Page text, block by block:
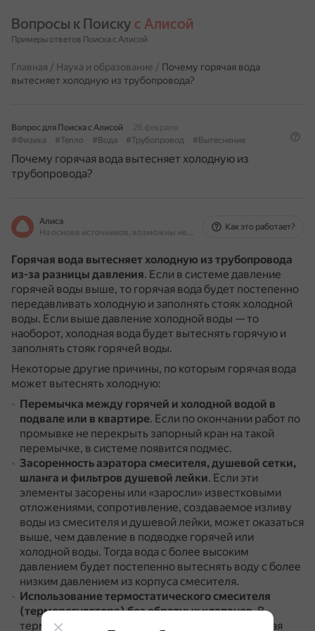
Вопросы к Поиску с Алисой
Примеры ответов Поиска с Алисой
Главная / Наука и образование / Почему горячая вода
вытесняет холодную из трубопровода?
Вопрос для Поиска с Алисой
26 февраля
#Физика
#Тепло #Вода #Трубопровод #Вытеснение
Почему горячая вода вытесняет холодную из
трубопровода?
Алиса
На основе источников, возможны неточности
Как это работает?
Горячая вода вытесняет холодную из трубопровода
из-за разницы давления. Если в системе давление
горячей воды выше, то горячая вода будет постепенно
передавливать холодную и заполнять стояк холодной
воды. Если выше давление холодной воды — то
наоборот, холодная вода будет вытеснять горячую и
заполнять стояк горячей воды.
Некоторые другие причины, по которым горячая вода
может вытеснять холодную:
Перемычка между горячей и холодной водой в
подвале или в квартире. Если по окончании работ по
промывке не перекрыть запорный кран на такой
перемычке, в системе появится подмес.
Засоренность аэратора смесителя, душевой сетки,
шланга и фильтров душевой лейки. Если эти
элементы засорены или «заросли» известковыми
отложениями, сопротивление, создаваемое изливу
воды из смесителя и душевой лейки, может оказаться
выше, чем давление в подводке горячей или
холодной воды. Тогда вода с более высоким
давлением будет постепенно вытеснять воду с более
низким давлением из корпуса смесителя.
Использование термостатического смесителя
(терморегулятора) без обратных клапанов.В
термостатическом смесителе горячая и холодная